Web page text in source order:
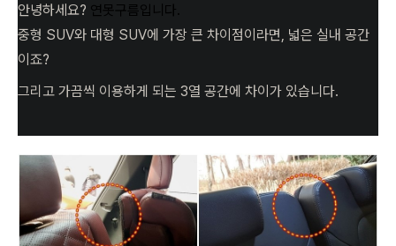
안녕하세요? 연못구름입니다.
중형 SUV와 대형 SUV에 가장 큰 차이점이라면, 넓은 실내 공간
이죠?
그리고 가끔씩 이용하게 되는 3열 공간에 차이가 있습니다.